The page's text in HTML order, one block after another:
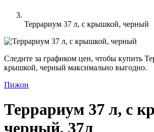
Террариум 37 л, с крышкой, черный
Следите за графиком цен, чтобы купить
крышкой, черный максимально выгодно.
Пижон
Террариум 37 л, с
черный, 37л